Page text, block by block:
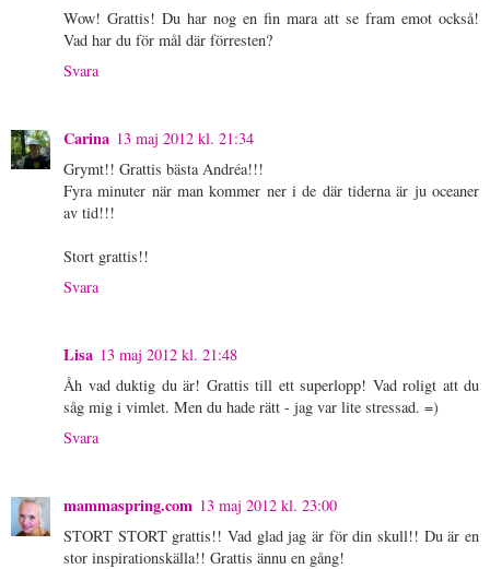
Wow! Grattis! Du har nog en fin mara att se fram emot också!
Vad har du för mål där förresten?
Svara
Carina 13 maj 2012 kl. 21:34
Grymt!! Grattis bästa Andréa!!!
Fyra minuter när man kommer ner i de där tiderna är ju oceaner
av tid!!!
Stort grattis!!
Svara
Lisa 13 maj 2012 kl. 21:48
Åh vad duktig du är! Grattis till ett superlopp! Vad roligt att du
såg mig i vimlet. Men du hade rätt - jag var lite stressad. =)
Svara
mammaspring.com 13 maj 2012 kl. 23:00
STORT STORT grattis!! Vad glad jag är för din skull!! Du är en
stor inspirationskälla!! Grattis ännu en gång!